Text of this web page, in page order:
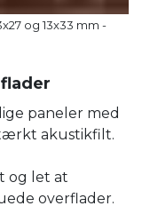
og 13x33 mm -
paneler med
akustikfilt.
og let at
overflader.